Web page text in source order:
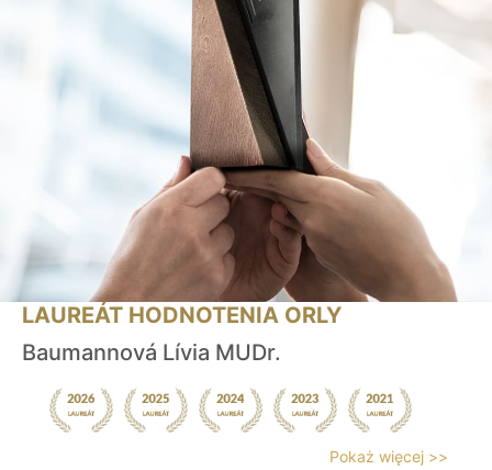
LAUREÁT HODNOTENIA ORLY
Baumannová Lívia MUDr.
Pokaż więcej >>